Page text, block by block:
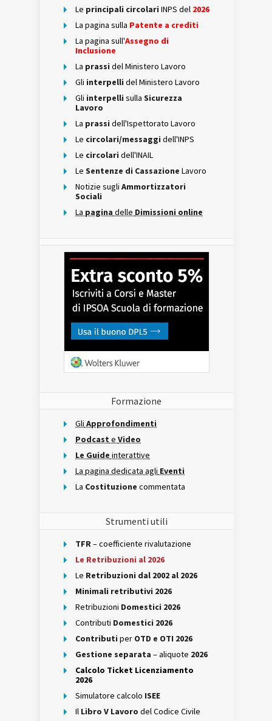
Le principali circolari INPS del 2026
La pagina sulla Patente a crediti
La pagina sull'Assegno di
Inclusione
La prassi del Ministero Lavoro
Gli interpelli del Ministero Lavoro
Gli interpelli sulla Sicurezza
Lavoro
La prassi dell'Ispettorato Lavoro
Le circolari/messaggi dell'INPS
Le circolari dell'INAIL
Le Sentenze di Cassazione Lavoro
Notizie sugli Ammortizzatori
Sociali
La pagina delle Dimissioni online
Formazione
Gli Approfondimenti
Podcast e Video
Le Guide interattive
La pagina dedicata agli Eventi
La Costituzione commentata
Strumenti utili
TFR– coefficiente rivalutazione
Le Retribuzioni al 2026
Le Retribuzioni dal 2002 al 2026
Minimali retributivi 2026
Retribuzioni Domestici 2026
Contributi Domestici 2026
Contributi per OTD e OTI 2026
Gestione separata – aliquote 2026
Calcolo Ticket Licenziamento
2026
Simulatore calcolo ISEE
Il Libro V Lavoro del Codice Civile